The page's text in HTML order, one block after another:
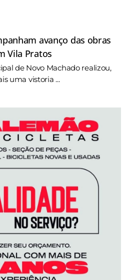
avanço das obras
Vila Pratos
de Novo Machado realizou,
uma vistoria ...